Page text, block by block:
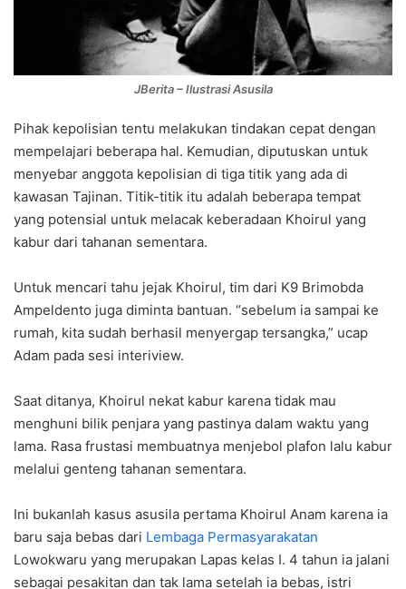
JBerita – Ilustrasi Asusila
Pihak kepolisian tentu melakukan tindakan cepat dengan
mempelajari beberapa hal. Kemudian, diputuskan untuk
menyebar anggota kepolisian di tiga titik yang ada di
kawasan Tajinan. Titik-titik itu adalah beberapa tempat
yang potensial untuk melacak keberadaan Khoirul yang
kabur dari tahanan sementara.
Untuk mencari tahu jejak Khoirul, tim dari K9 Brimobda
Ampeldento juga diminta bantuan. “sebelum ia sampai ke
rumah, kita sudah berhasil menyergap tersangka,” ucap
Adam pada sesi interiview.
Saat ditanya, Khoirul nekat kabur karena tidak mau
menghuni bilik penjara yang pastinya dalam waktu yang
lama. Rasa frustasi membuatnya menjebol plafon lalu kabur
melalui genteng tahanan sementara.
Ini bukanlah kasus asusila pertama Khoirul Anam karena ia
baru saja bebas dari Lembaga Permasyarakatan
Lowokwaru yang merupakan Lapas kelas I. 4 tahun ia jalani
sebagai pesakitan dan tak lama setelah ia bebas, istri